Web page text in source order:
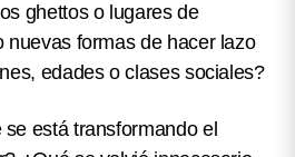
ghettos o lugares de
formas de hacer lazo
edades o clases sociales?
está transformando el